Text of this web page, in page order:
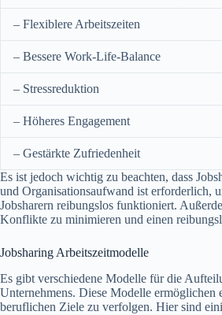
– Flexiblere Arbeitszeiten
– Bessere Work-Life-Balance
– Stressreduktion
– Höheres Engagement
– Gestärkte Zufriedenheit
Es ist jedoch wichtig zu beachten, dass
und Organisationsaufwand ist erforderlich,
Jobsharern reibungslos funktioniert.
Konflikte zu minimieren und einen
Jobsharing Arbeitszeitmodelle
Es gibt verschiedene Modelle für die
Unternehmens. Diese Modelle
beruflichen Ziele zu verfolgen. Hier sind